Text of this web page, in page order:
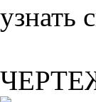
узнать